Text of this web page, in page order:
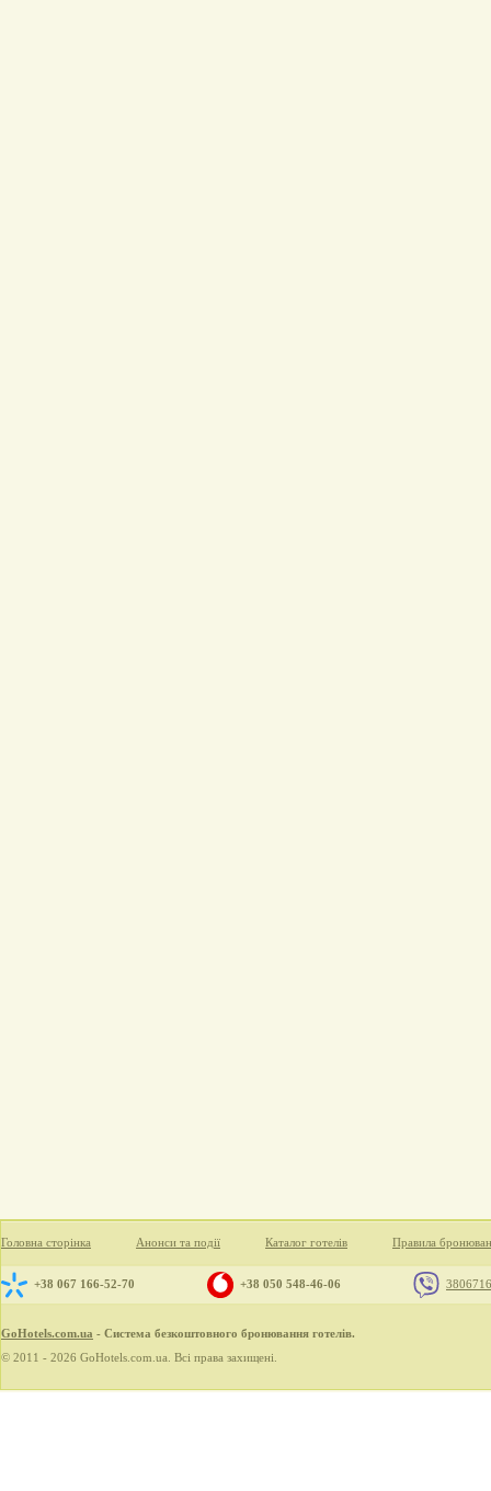
Головна сторінка Анонси та події Каталог готелів Правила
+38 067 166-52-70 +38 050 548-46-06
GoHotels.com.ua - Система безкоштовного бронювання готелів.
© 2011 - 2026 GoHotels.com.ua. Всі права захищені.